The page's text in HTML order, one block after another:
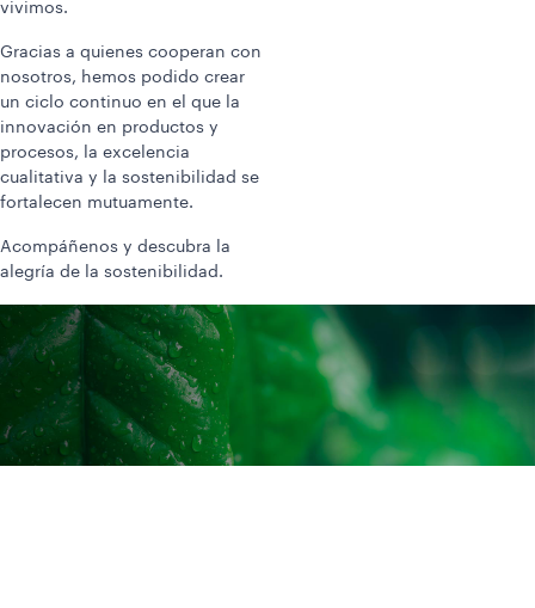
vivimos.
Gracias a quienes cooperan con
nosotros, hemos podido crear
un ciclo continuo en el que la
innovación en productos y
procesos, la excelencia
cualitativa y la sostenibilidad se
fortalecen mutuamente.
Acompáñenos y descubra la
alegría de la sostenibilidad.